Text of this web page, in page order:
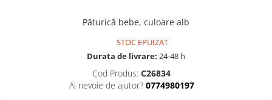
Păturică bebe, culoare alb
STOC EPUIZAT
Durata de livrare: 24-48 h
Cod Produs: C26834
Ai nevoie de ajutor? 0774980197